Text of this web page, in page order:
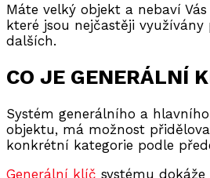
Máte velký objekt a nebaví
které jsou nejčastěji
dalších.
CO JE GENERÁLNÍ
Systém generálního a
objektu, má možnost
konkrétní kategorie podle
Generální klíč systému